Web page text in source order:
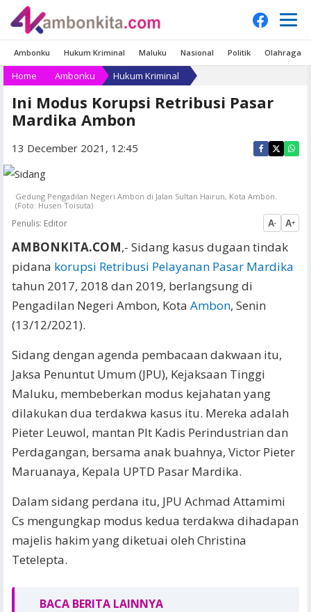
Ambonku Hukum Kriminal Maluku Nasional Politik Olahraga
Home Ambonku Hukum Kriminal
Ini Modus Korupsi Retribusi Pasar
Mardika Ambon
13 December 2021, 12:45
Gedung Pengadilan Negeri Ambon di Jalan Sultan Hairun, Kota Ambon.
(Foto: Husen Toisuta)
Penulis: Editor A- A+
AMBONKITA.COM,- Sidang kasus dugaan tindak
pidana korupsi Retribusi Pelayanan Pasar Mardika
tahun 2017, 2018 dan 2019, berlangsung di
Pengadilan Negeri Ambon, Kota Ambon, Senin
(13/12/2021).
Sidang dengan agenda pembacaan dakwaan itu,
Jaksa Penuntut Umum (JPU), Kejaksaan Tinggi
Maluku, membeberkan modus kejahatan yang
dilakukan dua terdakwa kasus itu. Mereka adalah
Pieter Leuwol, mantan Plt Kadis Perindustrian dan
Perdagangan, bersama anak buahnya, Victor Pieter
Maruanaya, Kepala UPTD Pasar Mardika.
Dalam sidang perdana itu, JPU Achmad Attamimi
Cs mengungkap modus kedua terdakwa dihadapan
majelis hakim yang diketuai oleh Christina
Tetelepta.
BACA BERITA LAINNYA